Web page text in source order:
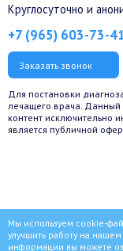
Круглосуточно и
+7 (965) 603-73-
Заказать звонок
Для постановки
лечащего врача. Данный
контент исключительно
является публичной
Мы используем cookie-
улучшить работу на
информации вы можете